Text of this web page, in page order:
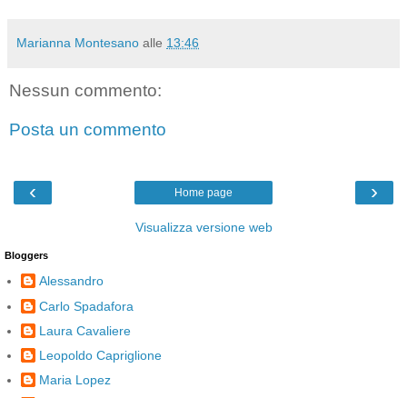
Marianna Montesano alle 13:46
Nessun commento:
Posta un commento
‹ ›
Home page
Visualizza versione web
Bloggers
Alessandro
Carlo Spadafora
Laura Cavaliere
Leopoldo Capriglione
Maria Lopez